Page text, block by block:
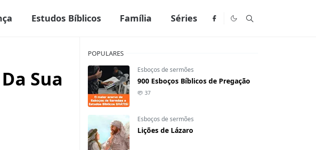
Estudos Bíblicos Família Séries
Sua
POPULARES
Esboços de sermões
900 Esboços Bíblicos de Pregação
37
Esboços de sermões
Lições de Lázaro